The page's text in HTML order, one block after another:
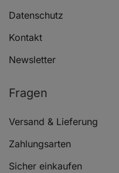
Datenschutz
Kontakt
Newsletter
Fragen
Versand & Lieferung
Zahlungsarten
Sicher einkaufen